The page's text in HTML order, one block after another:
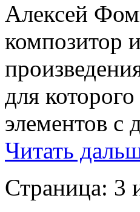
Алексей
композитор
для
элементов с
Читать
Страница: 3